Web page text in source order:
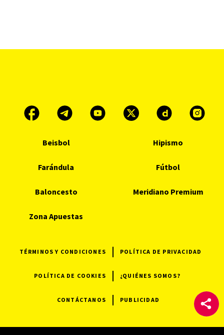
Beisbol Hipismo
Farándula Fútbol
Baloncesto Meridiano Premium
Zona Apuestas
TÉRMINOS Y CONDICIONES POLÍTICA DE PRIVACIDAD
POLÍTICA DE COOKIES ¿QUIÉNES SOMOS?
CONTÁCTANOS PUBLICIDAD